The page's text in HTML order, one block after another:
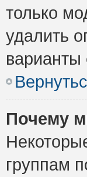
только
удалить
варианты
Почему
группам